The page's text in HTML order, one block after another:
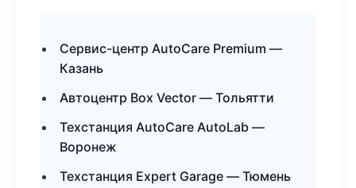
Сервис-центр AutoCare Premium —
Казань
Автоцентр Box Vector — Тольятти
Техстанция AutoCare AutoLab —
Воронеж
Техстанция Expert Garage — Тюмень